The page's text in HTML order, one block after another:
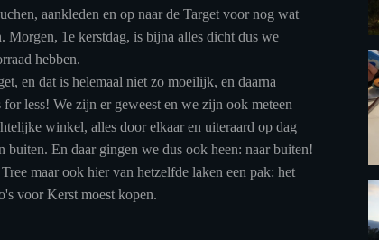
aankleden en op naar de Target voor nog wat
Morgen, 1e kerstdag, is bijna alles dicht dus we
hebben.
en dat is helemaal niet zo moeilijk, en daarna
less! We zijn er geweest en we zijn ook meteen
winkel, alles door elkaar en uiteraard op dag
buiten. En daar gingen we dus ook heen: naar buiten!
maar ook hier van hetzelfde laken een pak: het
voor Kerst moest kopen.